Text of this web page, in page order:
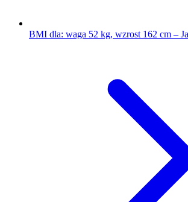
BMI dla: waga 52 kg, wzrost 162 cm –